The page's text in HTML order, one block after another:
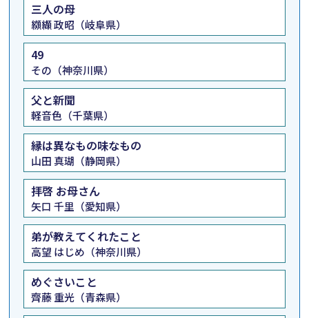
三人の母
纐纈 政昭（岐阜県）
49
その（神奈川県）
父と新聞
軽音色（千葉県）
縁は異なもの味なもの
山田 真瑚（静岡県）
拝啓 お母さん
矢口 千里（愛知県）
弟が教えてくれたこと
高望 はじめ（神奈川県）
めぐさいこと
齊藤 重光（青森県）